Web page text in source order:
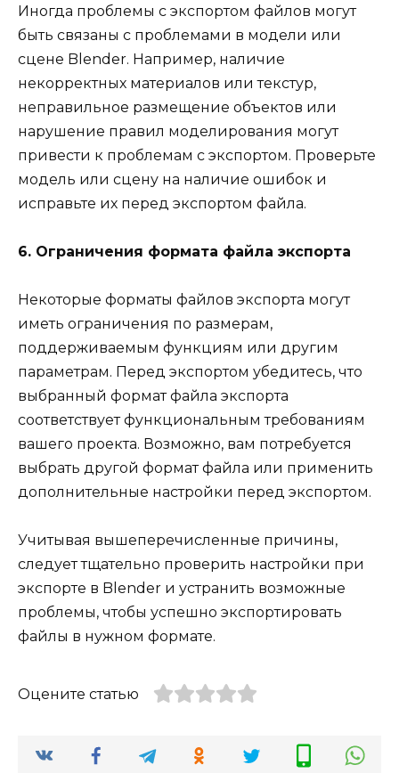
Иногда проблемы с экспортом файлов могут
быть связаны с проблемами в модели или
сцене Blender. Например, наличие
некорректных материалов или текстур,
неправильное размещение объектов или
нарушение правил моделирования могут
привести к проблемам с экспортом. Проверьте
модель или сцену на наличие ошибок и
исправьте их перед экспортом файла.
6. Ограничения формата файла экспорта
Некоторые форматы файлов экспорта могут
иметь ограничения по размерам,
поддерживаемым функциям или другим
параметрам. Перед экспортом убедитесь, что
выбранный формат файла экспорта
соответствует функциональным требованиям
вашего проекта. Возможно, вам потребуется
выбрать другой формат файла или применить
дополнительные настройки перед экспортом.
Учитывая вышеперечисленные причины,
следует тщательно проверить настройки при
экспорте в Blender и устранить возможные
проблемы, чтобы успешно экспортировать
файлы в нужном формате.
Оцените статью